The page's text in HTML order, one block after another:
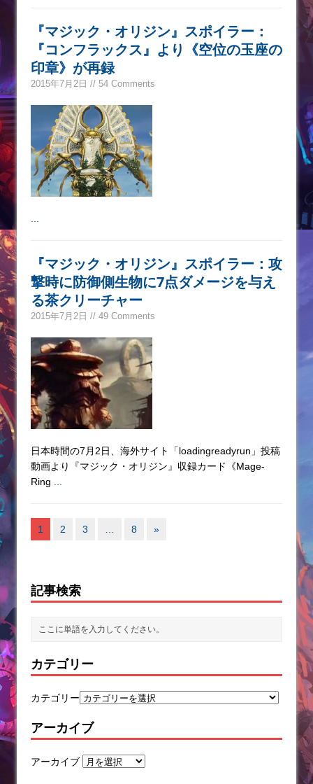
『マジック・オリジン』スポイラー：
『コンフラックス』より《空位の玉座の
印章》が再録
2015年7月2日 // 54 Comments
『マジック・オリジン』スポイラー：攻
撃時に防御側生物に7点ダメージを与え
る茶クリーチャー
2015年7月2日 // 49 Comments
日本時間の7月2日、海外サイト「loadingreadyrun」投稿
動画より『マジック・オリジン』収録カード《Mage-
Ring
1 2 3 8 »
記事検索
カテゴリー
カテゴリー
アーカイブ
アーカイブ